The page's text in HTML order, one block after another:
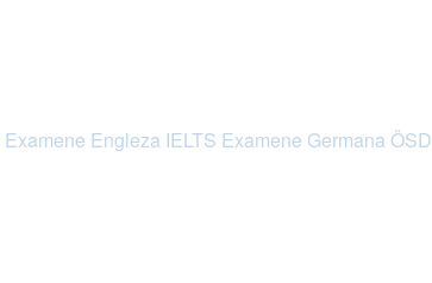
Examene Engleza IELTS Examene Germana ÖSD